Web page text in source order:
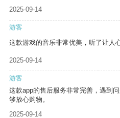
2025-09-14
游客
这款游戏的音乐非常优美，听了让人
2025-09-14
游客
这款app的售后服务非常完善，遇到
够放心购物。
2025-09-14